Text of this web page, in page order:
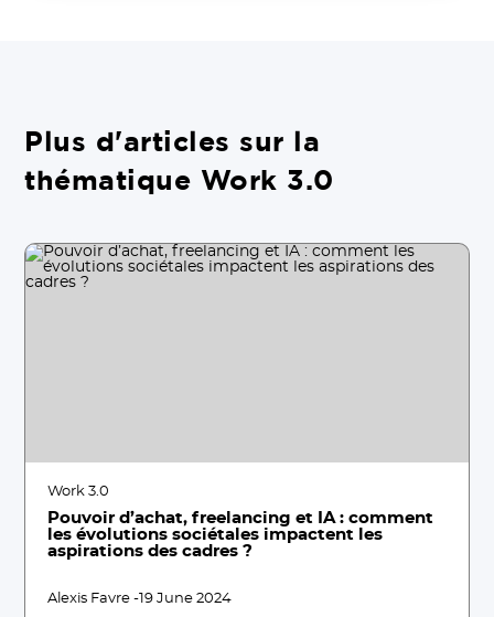
Plus d'articles sur la
thématique Work 3.0
Work 3.0
Pouvoir d’achat, freelancing et IA : comment
les évolutions sociétales impactent les
aspirations des cadres ?
Alexis Favre -19 June 2024